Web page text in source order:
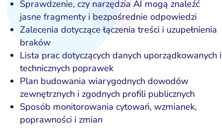
Sprawdzenie, czy narzędzia AI mogą znaleźć
jasne fragmenty i bezpośrednie odpowiedzi
Zalecenia dotyczące łączenia treści i uzupełnienia
braków
Lista prac dotyczących danych uporządkowanych i
technicznych poprawek
Plan budowania wiarygodnych dowodów
zewnętrznych i zgodnych profili publicznych
Sposób monitorowania cytowań, wzmianek,
poprawności i zmian